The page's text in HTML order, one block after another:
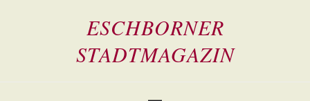
ESCHBORNER
STADTMAGAZIN